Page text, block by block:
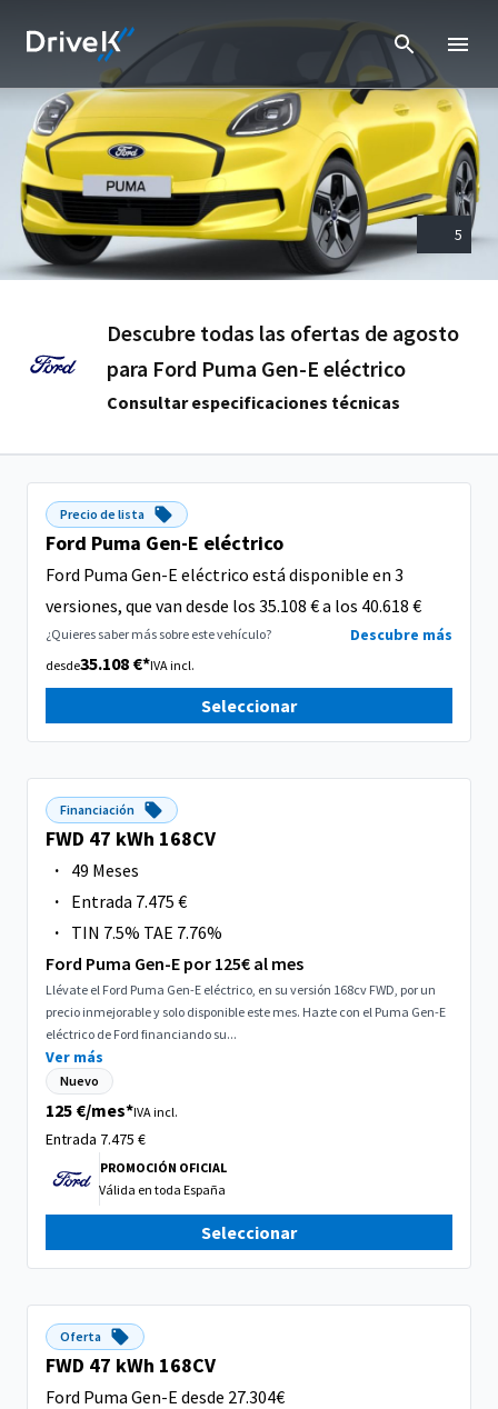
5
Descubre todas las ofertas de agosto
para Ford Puma Gen-E eléctrico
Consultar especificaciones técnicas
Precio de lista
Ford Puma Gen-E eléctrico
Ford Puma Gen-E eléctrico está disponible en 3
versiones, que van desde los 35.108 € a los 40.618 €
¿Quieres saber más sobre este vehículo? Descubre más
desde35.108 €*IVA incl.
Seleccionar
Financiación
FWD 47 kWh 168CV
· 49 Meses
· Entrada 7.475 €
· TIN 7.5% TAE 7.76%
Ford Puma Gen-E por 125€ al mes
Llévate el Ford Puma Gen-E eléctrico, en su versión 168cv FWD, por un
precio inmejorable y solo disponible este mes. Hazte con el Puma Gen-E
eléctrico de Ford financiando su...
Ver más
Nuevo
125 €/mes*IVA incl.
Entrada 7.475 €
PROMOCIÓN OFICIAL
Válida en toda España
Seleccionar
Oferta
FWD 47 kWh 168CV
Ford Puma Gen-E desde 27.304€